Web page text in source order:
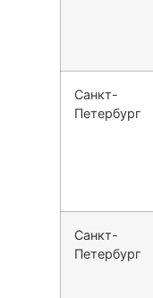
Санкт-
Петербург
Санкт-
Петербург